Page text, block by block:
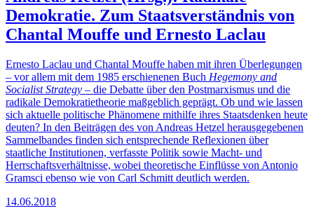
Demokratie. Zum Staatsverständnis von
Chantal Mouffe und Ernesto Laclau
Ernesto Laclau und Chantal Mouffe haben mit ihren Überlegungen
– vor allem mit dem 1985 erschienenen Buch Hegemony and
Socialist Strategy – die Debatte über den Postmarxismus und die
radikale Demokratietheorie maßgeblich geprägt. Ob und wie lassen
sich aktuelle politische Phänomene mithilfe ihres Staatsdenken heute
deuten? In den Beiträgen des von Andreas Hetzel herausgegebenen
Sammelbandes finden sich entsprechende Reflexionen über
staatliche Institutionen, verfasste Politik sowie Macht- und
Herrschaftsverhältnisse, wobei theoretische Einflüsse von Antonio
Gramsci ebenso wie von Carl Schmitt deutlich werden.
14.06.2018